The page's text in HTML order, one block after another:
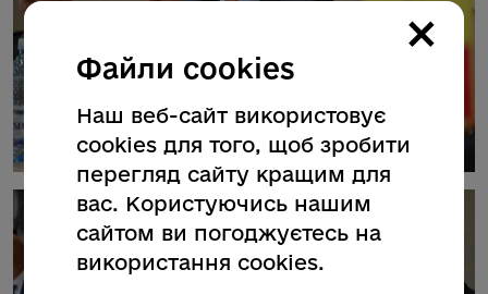
×
Файли cookies
Наш веб-сайт використовує
cookies для того, щоб зробити
перегляд сайту кращим для
вас. Користуючись нашим
сайтом ви погоджуєтесь на
використання cookies.